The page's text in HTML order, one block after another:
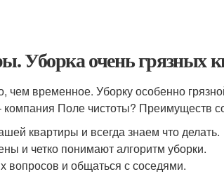
Уборка очень грязных
чем временное. Уборку особенно
Поле чистоты? Преимуществ
квартиры и всегда знаем что делать.
и четко понимают алгоритм уборки.
вопросов и общаться с соседями.